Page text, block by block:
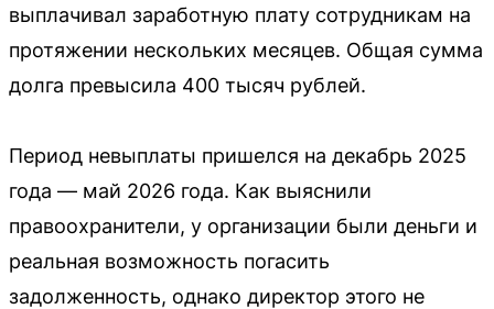
выплачивал заработную плату сотрудникам на
протяжении нескольких месяцев. Общая сумма
долга превысила 400 тысяч рублей.
Период невыплаты пришелся на декабрь 2025
года — май 2026 года. Как выяснили
правоохранители, у организации были деньги и
реальная возможность погасить
задолженность, однако директор этого не